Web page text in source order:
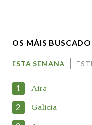
Enderezo electrónico
OS MÁIS
ESTA SEMANA
1 Aira
2 Galicia